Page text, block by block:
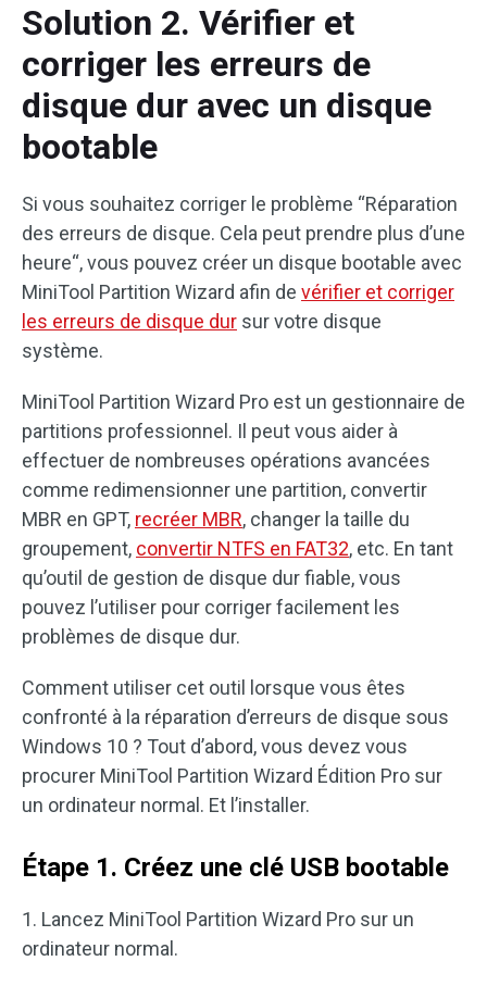
Solution 2. Vérifier et
corriger les erreurs de
disque dur avec un disque
bootable
Si vous souhaitez corriger le problème “Réparation
des erreurs de disque. Cela peut prendre plus d’une
heure“, vous pouvez créer un disque bootable avec
MiniTool Partition Wizard afin de vérifier et corriger
les erreurs de disque dur sur votre disque
système.
MiniTool Partition Wizard Pro est un gestionnaire de
partitions professionnel. Il peut vous aider à
effectuer de nombreuses opérations avancées
comme redimensionner une partition, convertir
MBR en GPT, recréer MBR, changer la taille du
groupement, convertir NTFS en FAT32, etc. En tant
qu’outil de gestion de disque dur fiable, vous
pouvez l’utiliser pour corriger facilement les
problèmes de disque dur.
Comment utiliser cet outil lorsque vous êtes
confronté à la réparation d’erreurs de disque sous
Windows 10 ? Tout d’abord, vous devez vous
procurer MiniTool Partition Wizard Édition Pro sur
un ordinateur normal. Et l’installer.
Étape 1. Créez une clé USB bootable
1. Lancez MiniTool Partition Wizard Pro sur un
ordinateur normal.